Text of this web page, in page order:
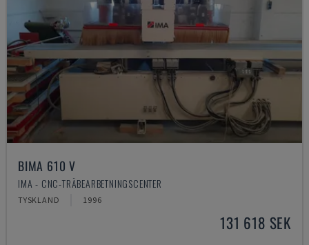
BIMA 610 V
IMA - CNC-TRÄBEARBETNINGSCENTER
TYSKLAND 1996
131 618 SEK